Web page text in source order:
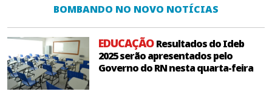
BOMBANDO NO NOVO NOTÍCIAS
EDUCAÇÃOResultados do Ideb
2025 serão apresentados pelo
Governo do RN nesta quarta-feira